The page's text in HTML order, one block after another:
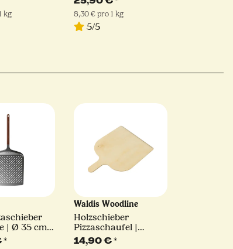
kg 8,30 € pro 1 kg
5/5
| Ø 35 cm |
für Koda
*
Waldis Woodline
Holzschieber
Pizzaschaufel |
30x40cm | Waldis
14,90 €*